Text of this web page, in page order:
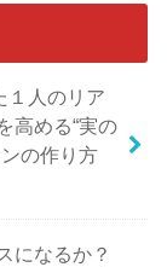
１人のリア
高める“実の
の作り方
になるか？